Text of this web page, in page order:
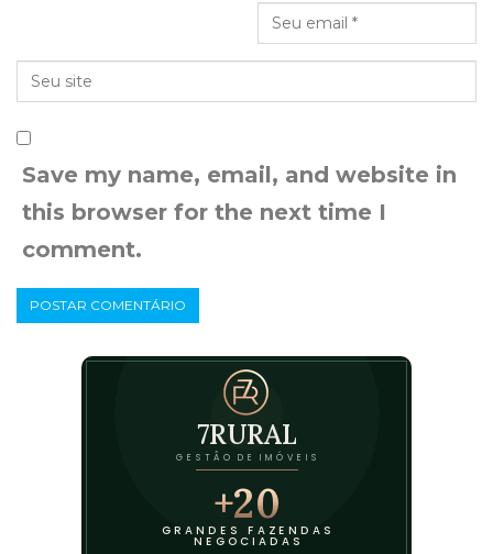
Save my name, email, and website in
this browser for the next time I
comment.